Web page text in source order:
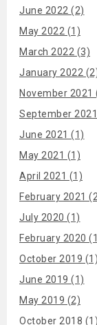
June 2022 (2)
May 2022 (1)
March 2022 (3)
January 2022
November 2021
September
June 2021 (1)
May 2021 (1)
April 2021 (1)
February 2021
July 2020 (1)
February 2020
October 2019 (1)
June 2019 (1)
May 2019 (2)
October 2018 (1)